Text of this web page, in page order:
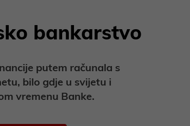
bankarstvo
putem računala s
bilo gdje u svijetu i
vremenu Banke.